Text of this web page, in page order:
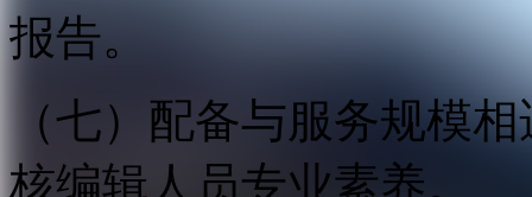
报告。
（七）配备与服务规模
核编辑人员专业素养。